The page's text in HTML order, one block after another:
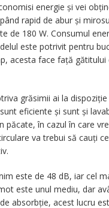
energie și vei
rapid de abur și
de 180 W. Consumul
este potrivit pentru
acesta face față
grăsimii ai la
eficiente și sunt și
păcate, în cazul în care
va trebui să cauți
este de 48 dB, iar cel
este unul mediu, dar
absorbție, acest lucru